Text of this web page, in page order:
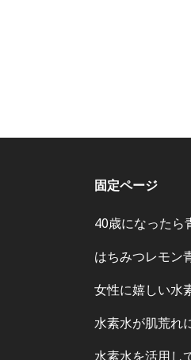
固定ページ
40歳になったら
はちみつレモン
女性に嬉しい水
水素水が肌荒れ
水素水を活用し